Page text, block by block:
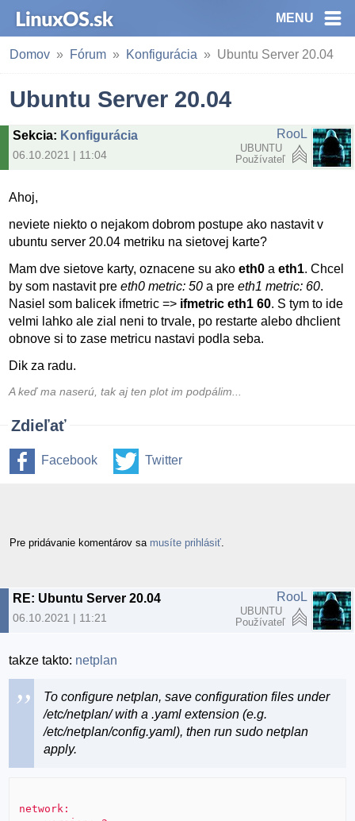
MENU
Domov Fórum Konfigurácia Ubuntu Server 20.04
Ubuntu Server 20.04
Sekcia: Konfigurácia
06.10.2021 | 11:04
RooL
UBUNTU
Používateľ
Ahoj,
neviete niekto o nejakom dobrom postupe ako nastavit v
ubuntu server 20.04 metriku na sietovej karte?
Mam dve sietove karty, oznacene su akoeth0 aeth1. Chcel
by som nastavit preeth0 metric: 50 a preeth1 metric: 60.
Nasiel som balicek ifmetric => ifmetric eth1 60. S tym to ide
velmi lahko ale zial neni to trvale, po restarte alebo dhclient
obnove si to zase metricu nastavi podla seba.
Dik za radu.
A keď ma naserú, tak aj ten plot im podpálim...
Zdieľať
Facebook Twitter
Pre pridávanie komentárov sa musíte prihlásiť
RE: Ubuntu Server 20.04
06.10.2021 | 11:21
RooL
UBUNTU
Používateľ
takze takto: netplan
To configure netplan, save configuration files under
/etc/netplan/ with a .yaml extension (e.g.
/etc/netplan/config.yaml), then run sudo netplan
apply.
network: